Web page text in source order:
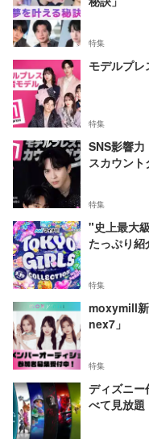
特集
モデルプレ
特集
SNS影響
スカウント
特集
"史上最大
たっぷり紹
特集
moxymill
nex7」
特集
ディズニー
べて見放題